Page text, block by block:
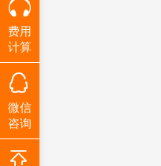
费用
计算
微信
咨询